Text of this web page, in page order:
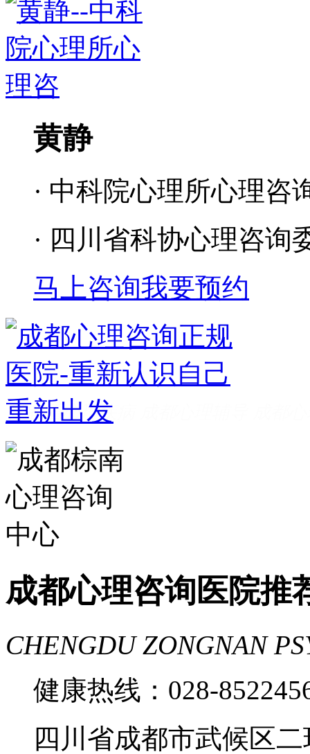
黄静
· 中科院心理所心理咨
· 四川省科协心理咨询
马上咨询我要预约
成都看心理疾病
家好 成都心理咨询推荐
费
成都心理医院哪里好
成都心理咨询医院推
CHENGDU ZONGNAN
健康热线：028-
四川省成都市武候区